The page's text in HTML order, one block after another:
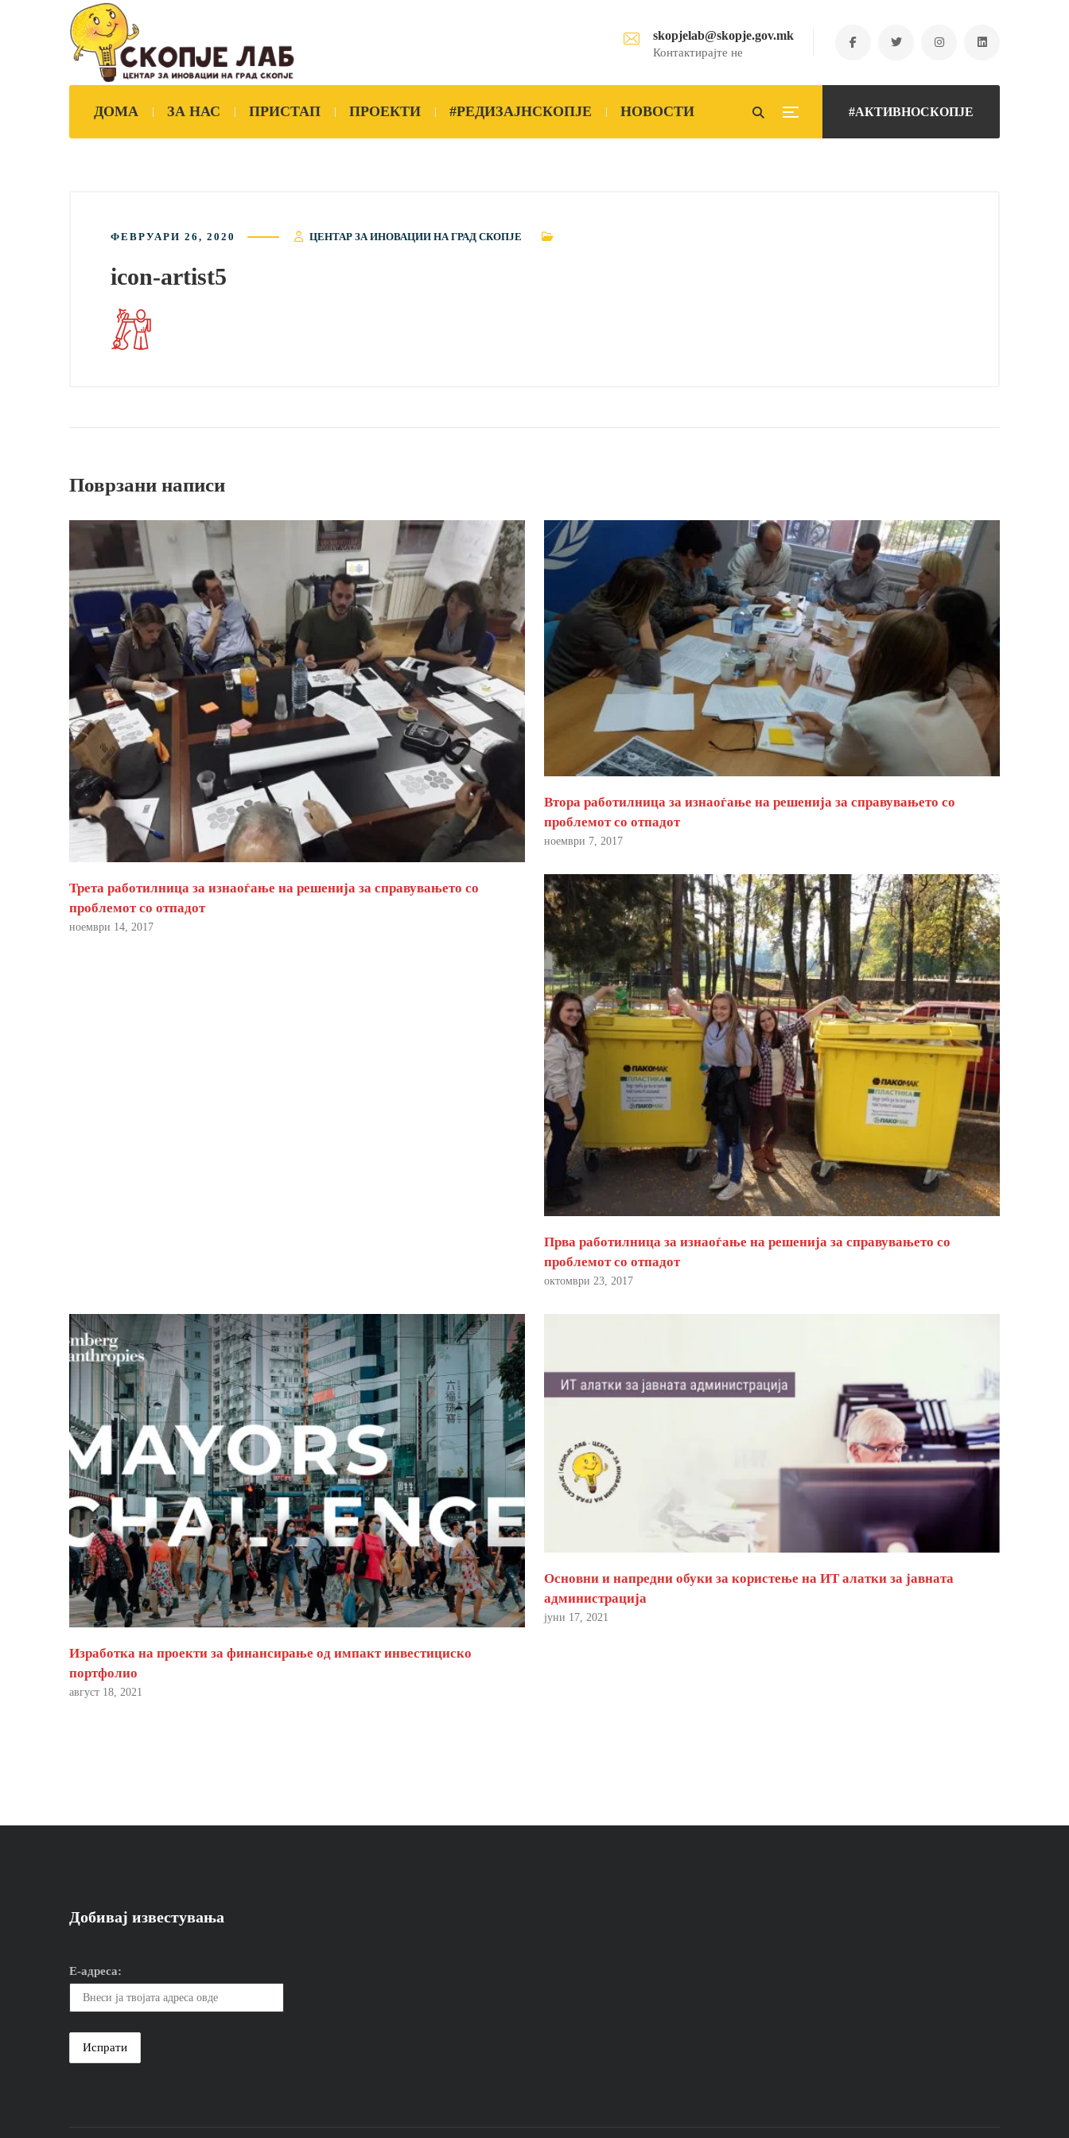
skopjelab@skopje.gov.mk
Контактирајте не
#АКТИВНОСКОПЈЕ
ДОМА ЗА НАС ПРИСТАП ПРОЕКТИ #РЕДИЗАЈНСКОПЈЕ НОВОСТИ
ФЕВРУАРИ 26, 2020 ЦЕНТАР ЗА ИНОВАЦИИ НА ГРАД СКОПЈЕ
icon-artist5
Поврзани написи
Трета работилница за изнаоѓање на решенија за справувањето со
проблемот со отпадот
ноември 14, 2017
Втора работилница за изнаоѓање на решенија за справувањето со
проблемот со отпадот
ноември 7, 2017
Прва работилница за изнаоѓање на решенија за справувањето со
проблемот со отпадот
октомври 23, 2017
Изработка на проекти за финансирање од импакт инвестициско
портфолио
август 18, 2021
Основни и напредни обуки за користење на ИТ алатки за јавната
администрација
јуни 17, 2021
Добивај известувања
Е-адреса: